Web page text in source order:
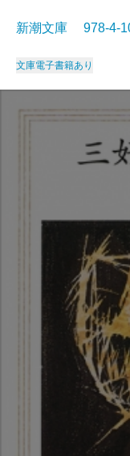
新潮文庫 978-4-
文庫電子書籍あり